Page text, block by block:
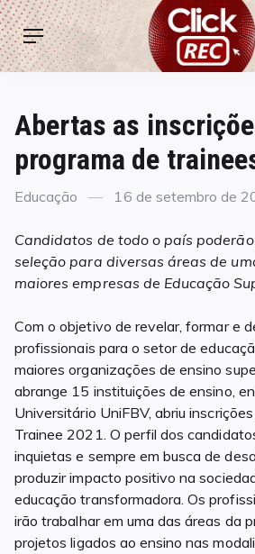
Skip
to
content
ClickREC
Menu
Abertas as
programa de
Categories
Educação
Posted
16 de setembro de
Candidatos de todo o país
seleção para diversas áreas de
maiores empresas de Educação
Com o objetivo de revelar, formar e
profissionais para o setor de
maiores organizações de ensino
abrange 15 instituições de ensino,
Universitário UniFBV, abriu
Trainee 2021. O perfil dos
inquietas e sempre em busca de
produzir impacto positivo na
educação transformadora. Os
irão trabalhar em uma das áreas da
projetos ligados ao ensino nas